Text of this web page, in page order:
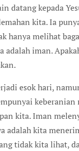
datang kepada
kita. Ia
hanya melihat
iman.
esok hari,
kita. Iman
adalah kita
tidak kita lihat,